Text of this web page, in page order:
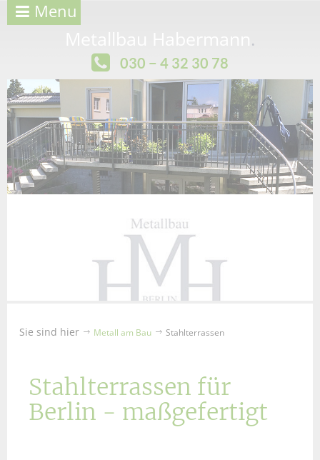
Menu
.
030 − 4 32 30 78
Sie sind hier Metall am Bau Stahlterrassen
Stahlterrassen für
Berlin - maßgefertigt